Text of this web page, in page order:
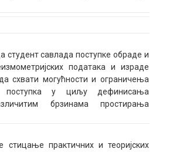
студент савлада поступке обраде и
података и израде
схвати могућности и ограничења
поступка у циљу дефинисања
брзинама простирања
стицање практичних и теоријских